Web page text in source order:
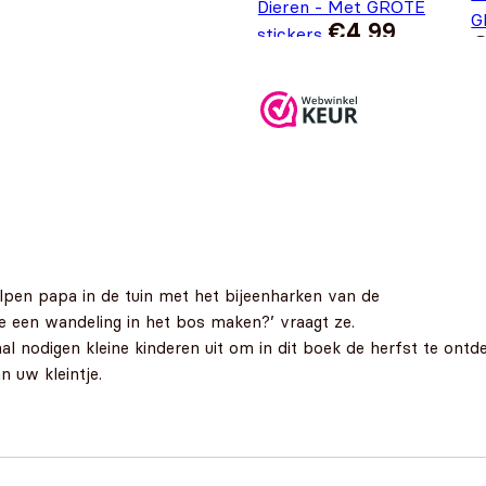
Dieren - Met GROTE
stickers €4,99 €
papa in de tuin met het bijeenharken van de
wandeling in het bos maken?’ vraagt ze.
nodigen kleine kinderen uit om in dit boek de herfst te
uw kleintje.